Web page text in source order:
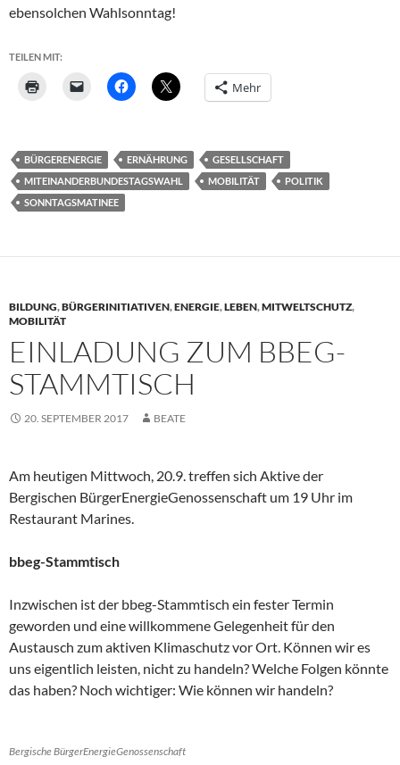
ebensolchen Wahlsonntag!
TEILEN MIT:
Mehr
BÜRGERENERGIE ERNÄHRUNG
GESELLSCHAFT
MITEINANDERBUNDESTAGSWAHL
MOBILITÄT
POLITIK
SONNTAGSMATINEE
BILDUNG,BÜRGERINITIATIVEN,ENERGIE,LEBEN,MITWELTSCHUTZ,
MOBILITÄT
EINLADUNG ZUM BBEG-
STAMMTISCH
20. SEPTEMBER 2017 BEATE
Am heutigen Mittwoch, 20.9. treffen sich Aktive der
Bergischen BürgerEnergieGenossenschaft um 19 Uhr im
Restaurant Marines.
bbeg-Stammtisch
Inzwischen ist der bbeg-Stammtisch ein fester Termin
geworden und eine willkommene Gelegenheit für den
Austausch zum aktiven Klimaschutz vor Ort. Können wir es
uns eigentlich leisten, nicht zu handeln? Welche Folgen könnte
das haben? Noch wichtiger: Wie können wir handeln?
Bergische BürgerEnergieGenossenschaft